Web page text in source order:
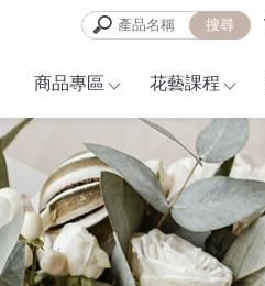
商品專區 花藝課程